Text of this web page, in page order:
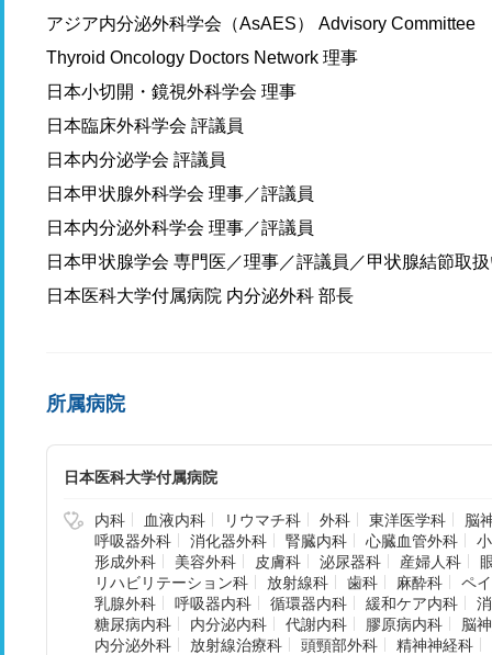
アジア内分泌外科学会（AsAES） Advisory Committee
Thyroid Oncology Doctors Network 理事
日本小切開・鏡視外科学会 理事
日本臨床外科学会 評議員
日本内分泌学会 評議員
日本甲状腺外科学会 理事／評議員
日本内分泌外科学会 理事／評議員
日本甲状腺学会 専門医／理事／評議員／甲状腺結節取
日本医科大学付属病院 内分泌外科 部長
所属病院
日本医科大学付属病院
内科 血液内科 リウマチ科 外科 東洋医学科
脳
呼吸器外科
消化器外科 腎臓内科 心臓血管外科
形成外科
美容外科 皮膚科 泌尿器科 産婦人科
リハビリテーション科
放射線科 歯科 麻酔科
ペ
乳腺外科
呼吸器内科 循環器内科 緩和ケア内科
糖尿病内科
内分泌内科 代謝内科 膠原病内科
脳
内分泌外科
放射線治療科 頭頸部外科
精神神経科